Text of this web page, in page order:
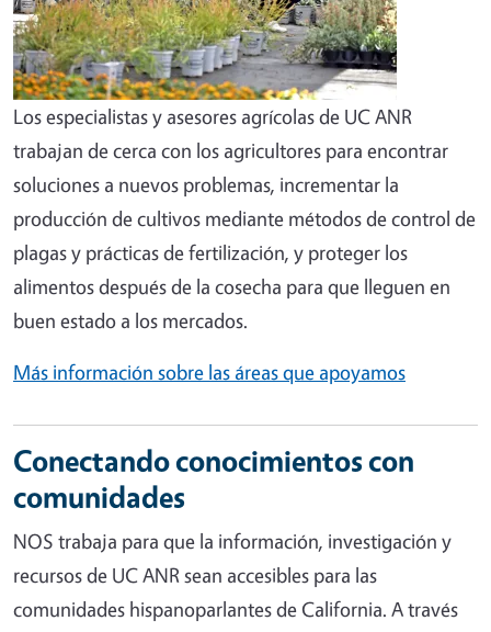
Los especialistas y asesores agrícolas de UC ANR
trabajan de cerca con los agricultores para encontrar
soluciones a nuevos problemas, incrementar la
producción de cultivos mediante métodos de control de
plagas y prácticas de fertilización, y proteger los
alimentos después de la cosecha para que lleguen en
buen estado a los mercados.
Más información sobre las áreas que apoyamos
Conectando conocimientos con
comunidades
NOS trabaja para que la información, investigación y
recursos de UC ANR sean accesibles para las
comunidades hispanoparlantes de California. A través